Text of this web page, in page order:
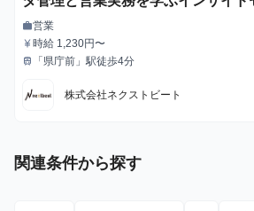
インターン
職種
work営業
給与
currency_yen時給 1,230円〜
最寄駅
train 「県庁前」駅徒歩4分
株式会社ネクストビート
関連条件から探す